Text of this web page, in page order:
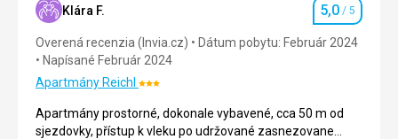
Klára F. Hodnotenie
5,0 / 5
Overená recenzia (Invia.cz)
Dátum pobytu: Február 2024
Napísané Február 2024
Apartmány ReichlHodnotenie:
3/5
Apartmány prostorné, dokonale vybavené, cca 50 m od
sjezdovky, přístup k vleku po udržované zasnezovane